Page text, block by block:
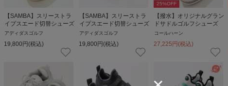
【SAMBA】スリーストラ
イプスエード切替シューズ
アディダスゴルフ
19,800円(税込)
【SAMBA】スリーストラ
イプスエード切替シューズ
アディダスゴルフ
19,800円(税込)
25%OFF
【撥水】オリジナルグラン
ドサドルゴルフシューズ
コールハーン
27,225円(税込)